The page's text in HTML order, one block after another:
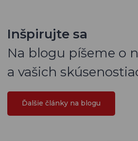
Inšpirujte sa
Na blogu píšeme o
a vašich
Ďalšie články na blogu